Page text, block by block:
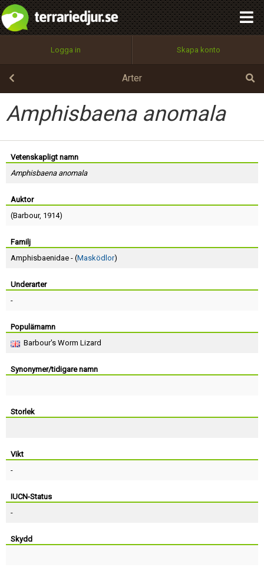
Logga in Skapa konto
Arter
Amphisbaena anomala
Vetenskapligt namn
Amphisbaena anomala
Auktor
(Barbour, 1914)
Familj
Amphisbaenidae - (Masködlor)
Underarter
-
Populärnamn
Barbour's Worm Lizard
Synonymer/tidigare namn
Storlek
Vikt
-
IUCN-Status
-
Skydd
Utför
100%
OK
integritetspolicy
Namn:
Epost:
Användarnamn:
Lösenord:
Terms of Service
Skapa konto
Begär nytt lösenord
Tillbaka till förstasidan